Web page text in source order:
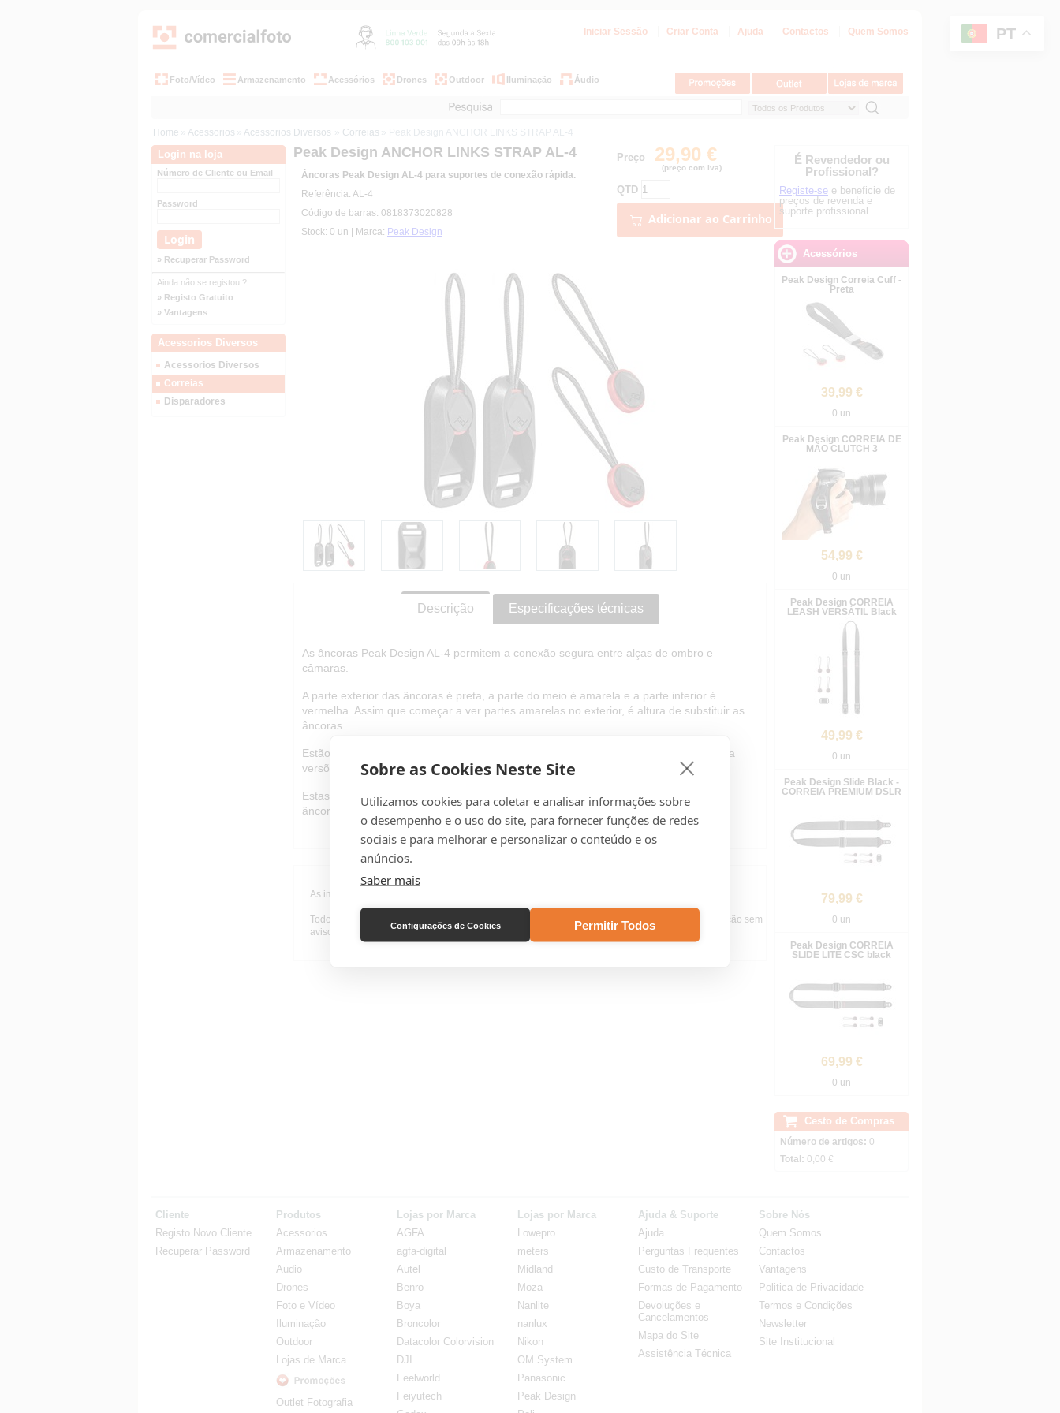
Sobre as Cookies Neste Site
Utilizamos cookies para coletar e analisar informações sobre
o desempenho e o uso do site, para fornecer funções de redes
sociais e para melhorar e personalizar o conteúdo e os
anúncios.
Saber mais
Configurações de Cookies Permitir Todos
PT
Iniciar Sessão Criar Conta Ajuda Contactos Quem Somos
Foto/Vídeo Armazenamento Acessórios Drones Outdoor Iluminação Áudio
Home » Acessorios » Acessorios Diversos » Correias » Peak Design ANCHOR LINKS STRAP AL-4
Login na loja
Número de Cliente ou Email
Password
» Recuperar Password
Ainda não se registou ?
» Registo Gratuito
» Vantagens
Acessorios Diversos
Acessorios Diversos
Correias
Disparadores
Peak Design ANCHOR LINKS STRAP AL-4
Âncoras Peak Design AL-4 para suportes de conexão rápida.
Referência: AL-4
Código de barras: 0818373020828
Stock: 0 un | Marca: Peak Design
Preço 29,90 €
(preço com iva)
QTD
Adicionar ao Carrinho
Descrição Especificações técnicas
As âncoras Peak Design AL-4 permitem a conexão segura entre alças de ombro e
câmaras.
A parte exterior das âncoras é preta, a parte do meio é amarela e a parte interior é
vermelha. Assim que começar a ver partes amarelas no exterior, é altura de substituir as
âncoras.
Estão incluídas duas ligações para as alças. As cordas são mais grossas em relação a
versões anteriores.
Estas âncoras são compatíveis com com sapatas de tripés Peak Design. Cada
âncora suporta até 90g de peso e pode ser utilizada com alças de largura até 12mm.
As imagens apresentadas podem não corresponder exactamente ao produto em questão
Todo o material vendido na nossa loja online apresenta preços com IVA, estando sujeitos a alteração sem
aviso prévio
É Revendedor ou
Profissional?
Registe-se e beneficie de
preços de revenda e
suporte profissional.
Acessórios
Peak Design Correia Cuff -
Preta
39,99 €
0 un
Peak Design CORREIA DE
MÃO CLUTCH 3
54,99 €
0 un
Peak Design CORREIA
LEASH VERSÁTIL Black
49,99 €
0 un
Peak Design Slide Black -
CORREIA PREMIUM DSLR
79,99 €
0 un
Peak Design CORREIA
SLIDE LITE CSC black
69,99 €
0 un
Cesto de Compras
Número de artigos: 0
Total: 0,00 €
Cliente
Registo Novo Cliente
Recuperar Password
Produtos
Acessorios
Armazenamento
Audio
Drones
Foto e Vídeo
Iluminação
Outdoor
Lojas de Marca
Outlet Fotografia
Lojas por Marca
AGFA
agfa-digital
Autel
Benro
Boya
Broncolor
Datacolor Colorvision
DJI
Feelworld
Feiyutech
Lojas por Marca
Lowepro
meters
Midland
Moza
Nanlite
nanlux
Nikon
OM System
Panasonic
Peak Design
Ajuda & Suporte
Ajuda
Perguntas Frequentes
Custo de Transporte
Formas de Pagamento
Devoluções e
Cancelamentos
Mapa do Site
Assistência Técnica
Sobre Nós
Quem Somos
Contactos
Vantagens
Politica de Privacidade
Termos e Condições
Newsletter
Site Institucional